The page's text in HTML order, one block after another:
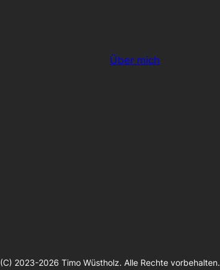
Über mich
(C) 2023-2026 Timo Wüstholz. Alle Rechte vorbehalten.